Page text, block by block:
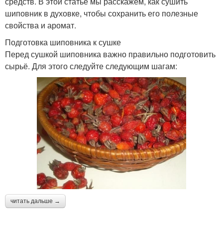
шиповник в духовке, чтобы сохранить его полезные
свойства и аромат.
Подготовка шиповника к сушке
Перед сушкой шиповника важно правильно подготовить
сырьё. Для этого следуйте следующим шагам:
читать дальше →